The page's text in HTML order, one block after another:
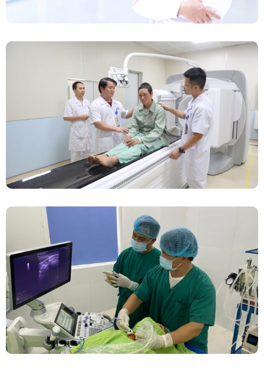
Chính Thức Vận Hành Máy Xạ Hình Thế Hệ
Mới Spect/CT Trong Chẩn Đoán Và Điều Trị
Ung Thư Tại Bệnh Viện Đa Khoa Tỉnh Phú Thọ
Đốt Sóng Cao Tần Dưới Siêu Âm, Điều Trị U
Lành Tuyến Giáp Không Cần Phẫu Thuật